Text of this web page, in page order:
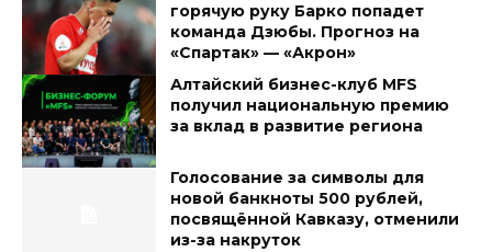
горячую руку Барко попадет
команда Дзюбы. Прогноз на
«Спартак» — «Акрон»
Алтайский бизнес-клуб MFS
получил национальную премию
за вклад в развитие региона
Голосование за символы для
новой банкноты 500 рублей,
посвящённой Кавказу, отменили
из-за накруток